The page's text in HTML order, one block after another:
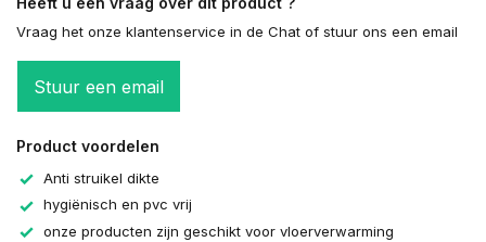
Vraag het onze klantenservice in de Chat of stuur ons een email
Stuur een email
Product voordelen
Anti struikel dikte
hygiënisch en pvc vrij
onze producten zijn geschikt voor vloerverwarming